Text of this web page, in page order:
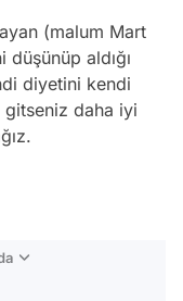
(malum Mart
aldığı
diyetini kendi
daha iyi